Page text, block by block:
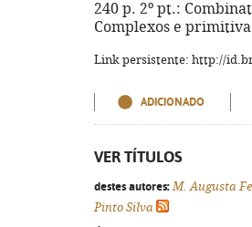
240 p. 2º pt.:
Complexos e
Link persistente: http://
ADICIONADO
VER TÍTULOS
destes autores: M. Augusta
Pinto Silva